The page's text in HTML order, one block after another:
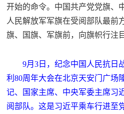
开始的命令。中国共产党党旗、
人民解放军军旗在受阅部队最前
旗、国旗、军旗前，向旗帜行注
9月3日，纪念中国人民抗日
利80周年大会在北京天安门广场
记、国家主席、中央军委主席习
阅部队。这是习近平乘车行进至